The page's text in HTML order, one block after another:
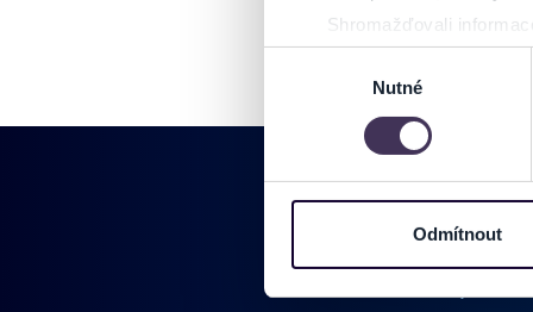
Shromažďovali
Identifikovali vaše
Zjistěte více o tom, jak
můžete kdykoliv změnit
informace o vašem zařízení
osobní údaje. Získané
Nutné
Odmítnout